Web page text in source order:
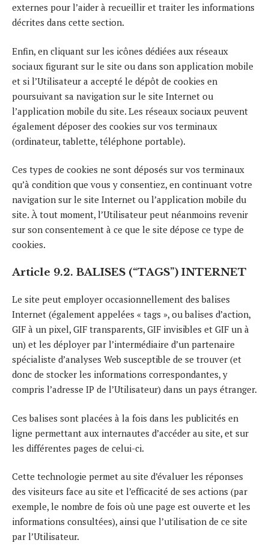
externes pour l’aider à recueillir et traiter les informations
décrites dans cette section.
Enfin, en cliquant sur les icônes dédiées aux réseaux
sociaux figurant sur le site ou dans son application mobile
et si l’Utilisateur a accepté le dépôt de cookies en
poursuivant sa navigation sur le site Internet ou
l’application mobile du site. Les réseaux sociaux peuvent
également déposer des cookies sur vos terminaux
(ordinateur, tablette, téléphone portable).
Ces types de cookies ne sont déposés sur vos terminaux
qu’à condition que vous y consentiez, en continuant votre
navigation sur le site Internet ou l’application mobile du
site. À tout moment, l’Utilisateur peut néanmoins revenir
sur son consentement à ce que le site dépose ce type de
cookies.
Article 9.2. BALISES (“TAGS”) INTERNET
Le site peut employer occasionnellement des balises
Internet (également appelées « tags », ou balises d’action,
GIF à un pixel, GIF transparents, GIF invisibles et GIF un à
un) et les déployer par l’intermédiaire d’un partenaire
spécialiste d’analyses Web susceptible de se trouver (et
donc de stocker les informations correspondantes, y
compris l’adresse IP de l’Utilisateur) dans un pays étranger.
Ces balises sont placées à la fois dans les publicités en
ligne permettant aux internautes d’accéder au site, et sur
les différentes pages de celui-ci.
Cette technologie permet au site d’évaluer les réponses
des visiteurs face au site et l’efficacité de ses actions (par
exemple, le nombre de fois où une page est ouverte et les
informations consultées), ainsi que l’utilisation de ce site
par l’Utilisateur.